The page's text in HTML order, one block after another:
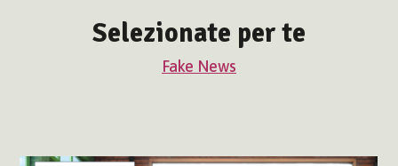
Selezionate per te
Fake News